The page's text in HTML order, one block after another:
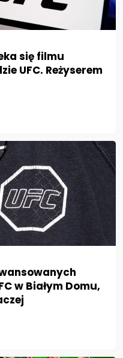
się filmu
UFC. Reżyserem
w Białym Domu,